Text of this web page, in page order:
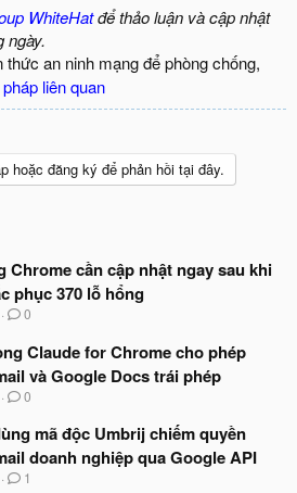
WhiteHatđể thảo luận và cập nhật
ngày.
thức an ninh mạng để phòng chống,
liên quan
hoặc đăng ký để phản hồi tại đây.
Chrome cần cập nhật ngay sau khi
phục 370 lỗ hổng
0
Claude for Chrome cho phép
và Google Docs trái phép
0
mã độc Umbrij chiếm quyền
doanh nghiệp qua Google API
1